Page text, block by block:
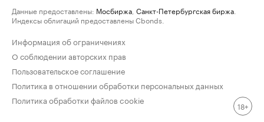
Данные предоставлены: Мосбиржа Санкт-Петербургская биржа
Индексы облигаций предоставлены Cbonds.
Информация об ограничениях
О соблюдении авторских прав
Пользовательское соглашение
Политика в отношении обработки персональных данных
Политика обработки файлов cookie
18+